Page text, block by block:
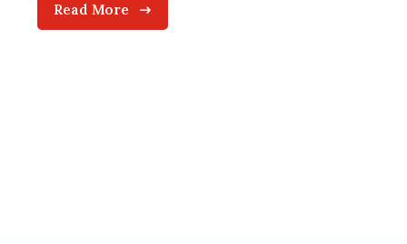
Read More